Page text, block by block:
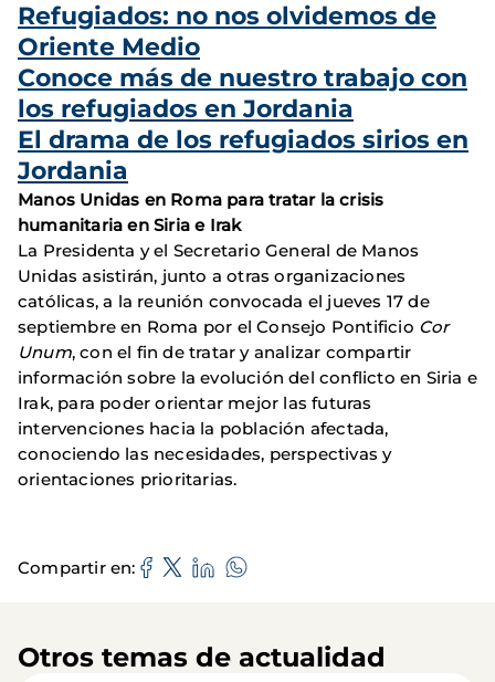
Refugiados: no nos olvidemos de
Oriente Medio
Conoce más de nuestro trabajo con
los refugiados en Jordania
El drama de los refugiados sirios en
Jordania
Manos Unidas en Roma para tratar la crisis
humanitaria en Siria e Irak
La Presidenta y el Secretario General de Manos
Unidas asistirán, junto a otras organizaciones
católicas, a la reunión convocada el jueves 17 de
septiembre en Roma por el Consejo Pontificio Cor
Unum, con el fin de tratar y analizar compartir
información sobre la evolución del conflicto en Siria e
Irak, para poder orientar mejor las futuras
intervenciones hacia la población afectada,
conociendo las necesidades, perspectivas y
orientaciones prioritarias.
Compartir en
Otros temas de actualidad